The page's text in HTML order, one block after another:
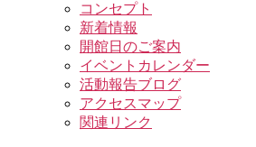
コンセプト
新着情報
開館日のご案内
イベントカレンダー
活動報告ブログ
アクセスマップ
関連リンク